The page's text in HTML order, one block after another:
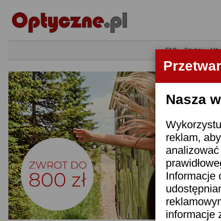
Nasza
reklam,
Informacje
informacje
•FAQ•Szukaj•